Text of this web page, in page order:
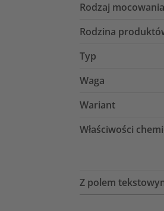
Rodzaj mocowania
Rodzina
Typ
Waga
Wariant
Właściwości
Z polem